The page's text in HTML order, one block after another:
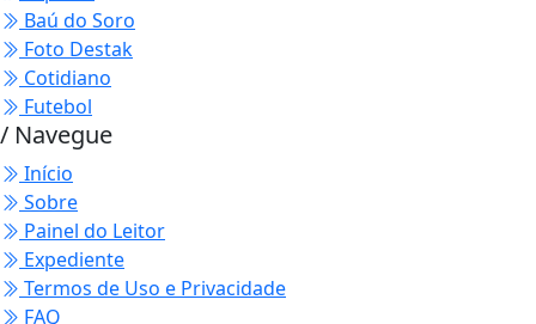
Baú do Soro
Foto Destak
Cotidiano
Futebol
/ Navegue
Início
Sobre
Painel do Leitor
Expediente
Termos de Uso e Privacidade
FAQ